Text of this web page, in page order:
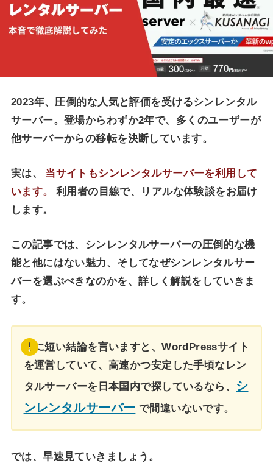
2023年、圧倒的な人気と評価を受けるシンレンタル
サーバー。登場からわずか2年で、多くのユーザーが
他サーバーからの移転を決断しています。
実は、
当サイトもシンレンタルサーバーを利用して
います。
利用者の目線で、リアルな体験談をお届け
します。
この記事では、シンレンタルサーバーの圧倒的な機
能と他にはない魅力、そしてなぜシンレンタルサー
バーを選ぶべきなのかを、詳しく解説をしていきま
す。
先に短い結論を言いますと、WordPressサイト
を運営していて、高速かつ安定した手頃なレン
タルサーバーを日本国内で探しているなら、
シ
ンレンタルサーバー で間違いないです。
では、早速見ていきましょう。